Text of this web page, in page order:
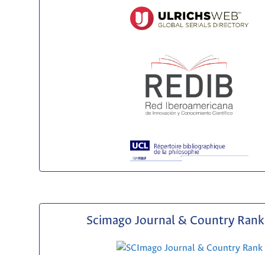
Scimago Journal & Country Rank